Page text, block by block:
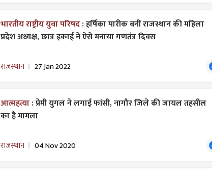
भारतीय राष्ट्रीय युवा परिषद :हर्षिका पारीक बनीं राजस्थान की महिला
प्रदेश अध्यक्ष, छात्र इकाई ने ऐसे मनाया गणतंत्र दिवस
राजस्थान 27 Jan 2022
आत्महत्या :प्रेमी युगल ने लगाई फांसी, नागौर जिले की जायल तहसील
का है मामला
राजस्थान 04 Nov 2020